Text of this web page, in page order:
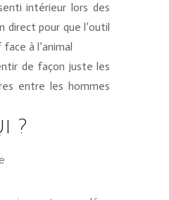
intérieur lors des
direct pour que l’outil
à l’animal
de façon juste les
entre les hommes
?